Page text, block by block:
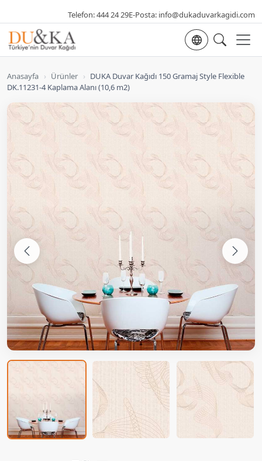
Telefon:444 24 29E-Posta: info@dukaduvarkagidi.com
Dil seçimi
Anasayfa › Ürünler › DUKA Duvar Kağıdı 150 Gramaj Style Flexible
DK.11231-4 Kaplama Alanı (10,6 m2)